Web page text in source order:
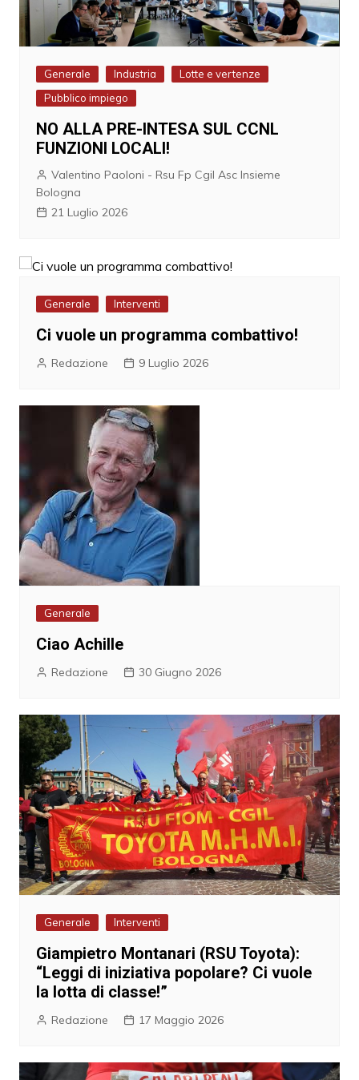
Generale Industria
Lotte e vertenze
Pubblico impiego
NO ALLA PRE-INTESA SUL CCNL
FUNZIONI LOCALI!
Valentino Paoloni - Rsu Fp Cgil Asc Insieme
Bologna
21 Luglio 2026
Generale Interventi
Ci vuole un programma combattivo!
Redazione 9 Luglio 2026
Generale
Ciao Achille
Redazione 30 Giugno 2026
Generale Interventi
Giampietro Montanari (RSU Toyota):
“Leggi di iniziativa popolare? Ci vuole
la lotta di classe!”
Redazione 17 Maggio 2026